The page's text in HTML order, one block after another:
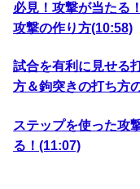
必見！攻撃が当たる
攻撃の作り方(10:58)
試合を有利に見せる
方＆鉤突きの打ち方
ステップを使った攻
る！(11:07)